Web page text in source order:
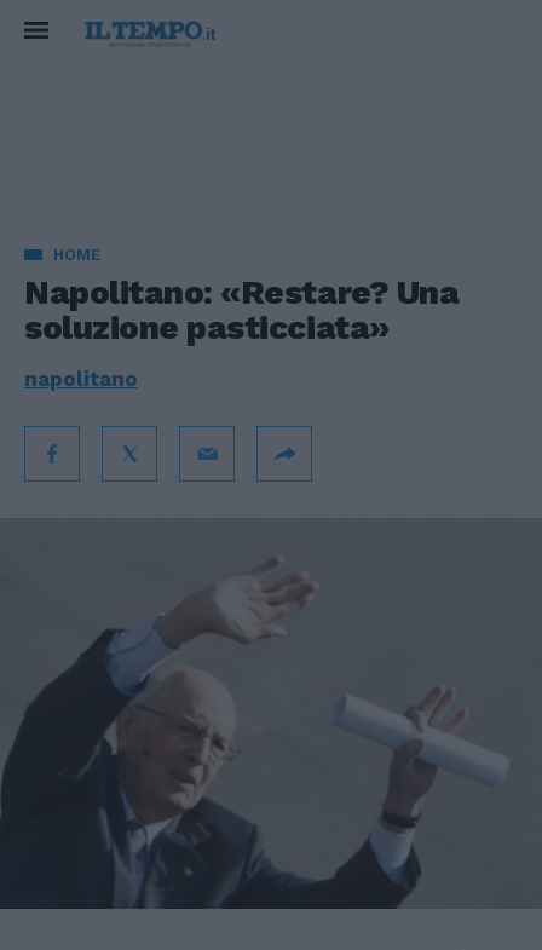
HOME
Napolitano: «Restare? Una
soluzione pasticciata»
napolitano